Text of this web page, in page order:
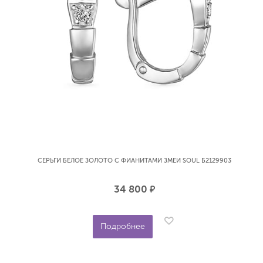
СЕРЬГИ БЕЛОЕ ЗОЛОТО С ФИАНИТАМИ ЗМЕИ SOUL Б2129903
34 800 р.
Подробнее